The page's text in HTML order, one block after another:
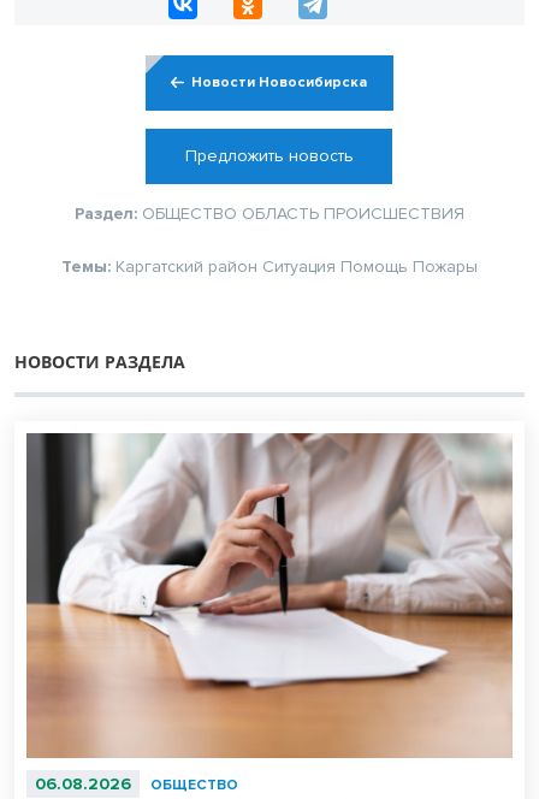
Новости Новосибирска
Предложить новость
Раздел: ОБЩЕСТВО ОБЛАСТЬ ПРОИСШЕСТВИЯ
Темы: Каргатский район Ситуация Помощь Пожары
НОВОСТИ РАЗДЕЛА
06.08.2026 ОБЩЕСТВО